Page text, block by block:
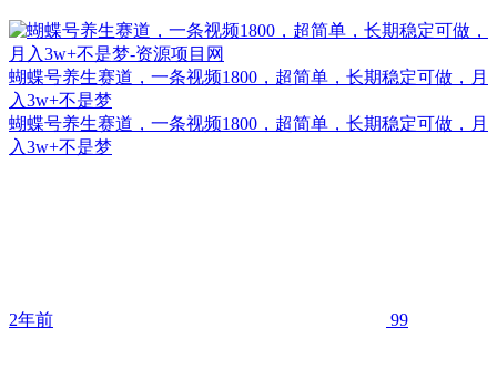
蝴蝶号养生赛道，一条视频1800，超简单，长期稳定可做，月
入3w+不是梦
蝴蝶号养生赛道，一条视频1800，超简单，长期稳定可做，月
入3w+不是梦
2年前 99